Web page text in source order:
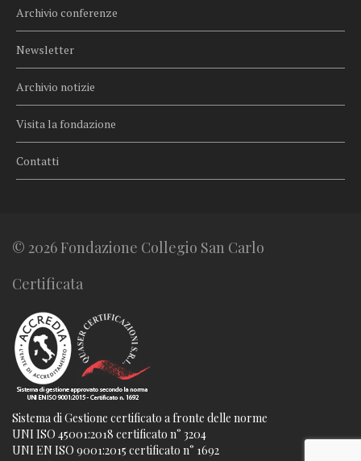
Archivio conferenze
Newsletter
Archivio notizie
Visita la fondazione
Contatti
© 2026 Fondazione Collegio San Carlo
Certificata
Sistema di Gestione certificato a fronte delle norme
UNI ISO 45001:2018 certificato n° 3204
UNI EN ISO 9001:2015 certificato n° 1692